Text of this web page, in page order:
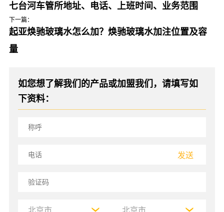
七台河车管所地址、电话、上班时间、业务范围
下一篇：
起亚焕驰玻璃水怎么加？焕驰玻璃水加注位置及容
量
如您想了解我们的产品或加盟我们，请填写如
下资料：
发送